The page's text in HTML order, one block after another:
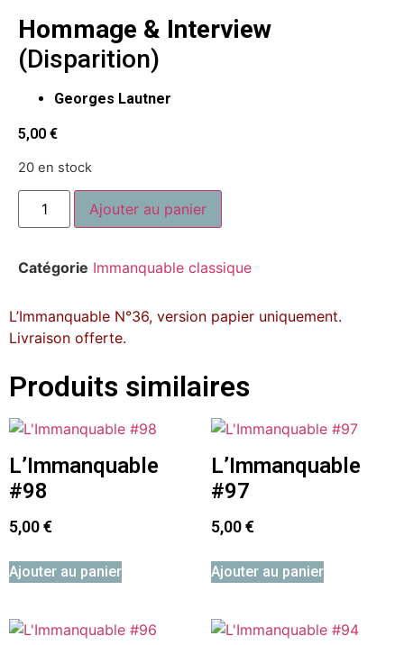
Hommage & Interview
(Disparition)
Georges Lautner
5,00 €
20 en stock
Ajouter au panier
Catégorie Immanquable classique
L’Immanquable N°36, version papier uniquement.
Livraison offerte.
Produits similaires
L’Immanquable
#98
5,00€
Ajouter au panier
L’Immanquable
#97
5,00€
Ajouter au panier